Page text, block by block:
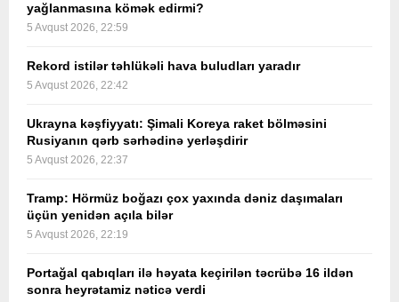
yağlanmasına kömək edirmi?
5 Avqust 2026, 22:59
Rekord istilər təhlükəli hava buludları yaradır
5 Avqust 2026, 22:42
Ukrayna kəşfiyyatı: Şimali Koreya raket bölməsini
Rusiyanın qərb sərhədinə yerləşdirir
5 Avqust 2026, 22:37
Tramp: Hörmüz boğazı çox yaxında dəniz daşımaları
üçün yenidən açıla bilər
5 Avqust 2026, 22:19
Portağal qabıqları ilə həyata keçirilən təcrübə 16 ildən
sonra heyrətamiz nəticə verdi